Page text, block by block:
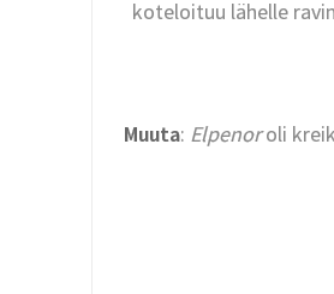
koteloituu lähelle
Muuta: Elpenoroli